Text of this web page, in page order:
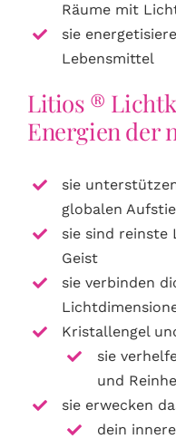
Räume mit
sie
Lebensmittel
Litios ®
Energien der
sie
globalen
sie sind reinste
Geist
sie verbinden
Kristallengel
sie
und
sie erwecken
dein